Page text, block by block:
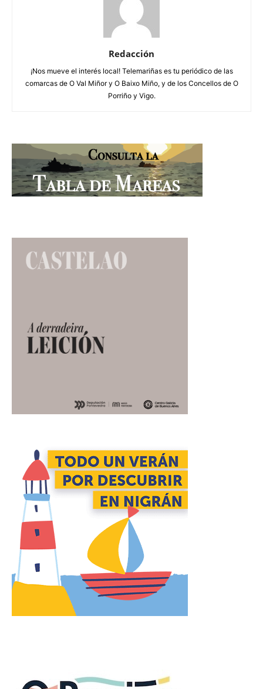
Redacción
¡Nos mueve el interés local! Telemariñas es tu periódico de las
comarcas de O Val Miñor y O Baixo Miño, y de los Concellos de O
Porriño y Vigo.